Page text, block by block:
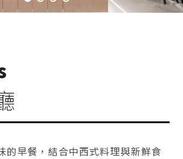
的早餐，結合中西式料理與新鮮食